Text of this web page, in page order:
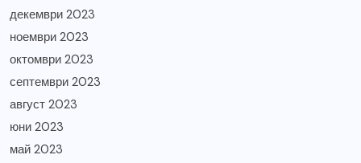
декември 2023
ноември 2023
октомври 2023
септември 2023
август 2023
юни 2023
май 2023